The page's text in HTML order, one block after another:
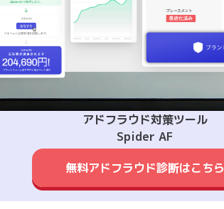
アドフラウド対策ツール
Spider AF
無料アドフラウド診断はこちら